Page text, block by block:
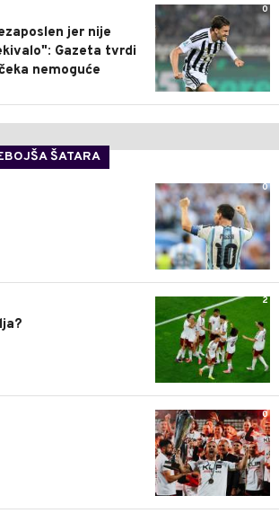
0
jer nije
Gazeta tvrdi
nemoguće
ŠATARA
0
2
0